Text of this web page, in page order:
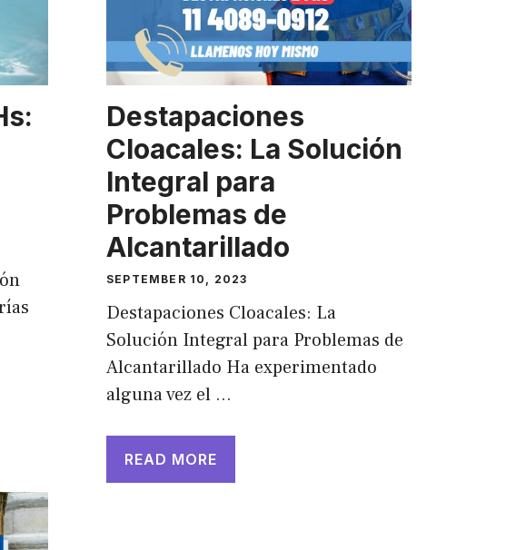
Destapaciones
Cloacales: La Solución
Integral para
Problemas de
Alcantarillado
SEPTEMBER 10, 2023
Destapaciones Cloacales: La
Solución Integral para Problemas de
Alcantarillado Ha experimentado
alguna vez el …
READ MORE